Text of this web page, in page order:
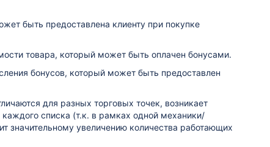
быть предоставлена клиенту при покупке
товара, который может быть оплачен бонусами.
бонусов, который может быть предоставлен
для разных торговых точек, возникает
списка (т.к. в рамках одной механики/
значительному увеличению количества работающих